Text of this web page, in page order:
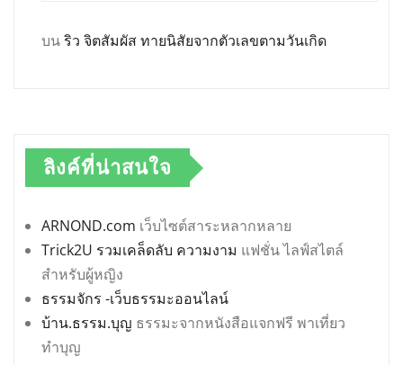
บนริว จิตสัมผัส ทายนิสัยจากตัวเลขตามวันเกิด
ลิงค์ที่น่าสนใจ
ARNOND.com เว็บไซต์สาระหลากหลาย
Trick2U รวมเคล็ดลับ ความงาม แฟชั่น ไลฟ์สไตล์
สำหรับผู้หญิง
ธรรมจักร -เว็บธรรมะออนไลน์
บ้าน.ธรรม.บุญ ธรรมะจากหนังสือแจกฟรี พาเที่ยว
ทำบุญ